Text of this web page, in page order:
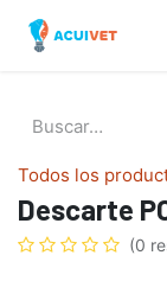
Todos los
Descarte
(0